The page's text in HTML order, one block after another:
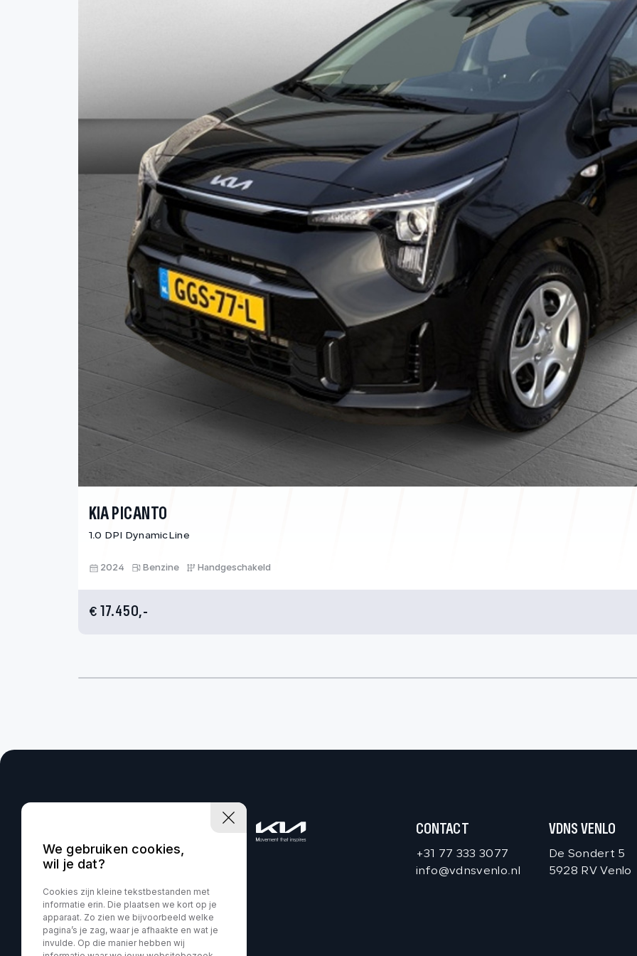
KIA PICANTO
1.0 DPI DynamicLine
2024 Benzine Handgeschakeld
€ 17.450,-
CONTACT
+31 77 333 3077
info@vdnsvenlo.nl
VDNS VENLO
De Sondert 5
5928 RV Venlo
We gebruiken cookies,
wil je dat?
Cookies zijn kleine tekstbestanden met
informatie erin. Die plaatsen we kort op je
apparaat. Zo zien we bijvoorbeeld welke
pagina’s je zag, waar je afhaakte en wat je
invulde. Op die manier hebben wij